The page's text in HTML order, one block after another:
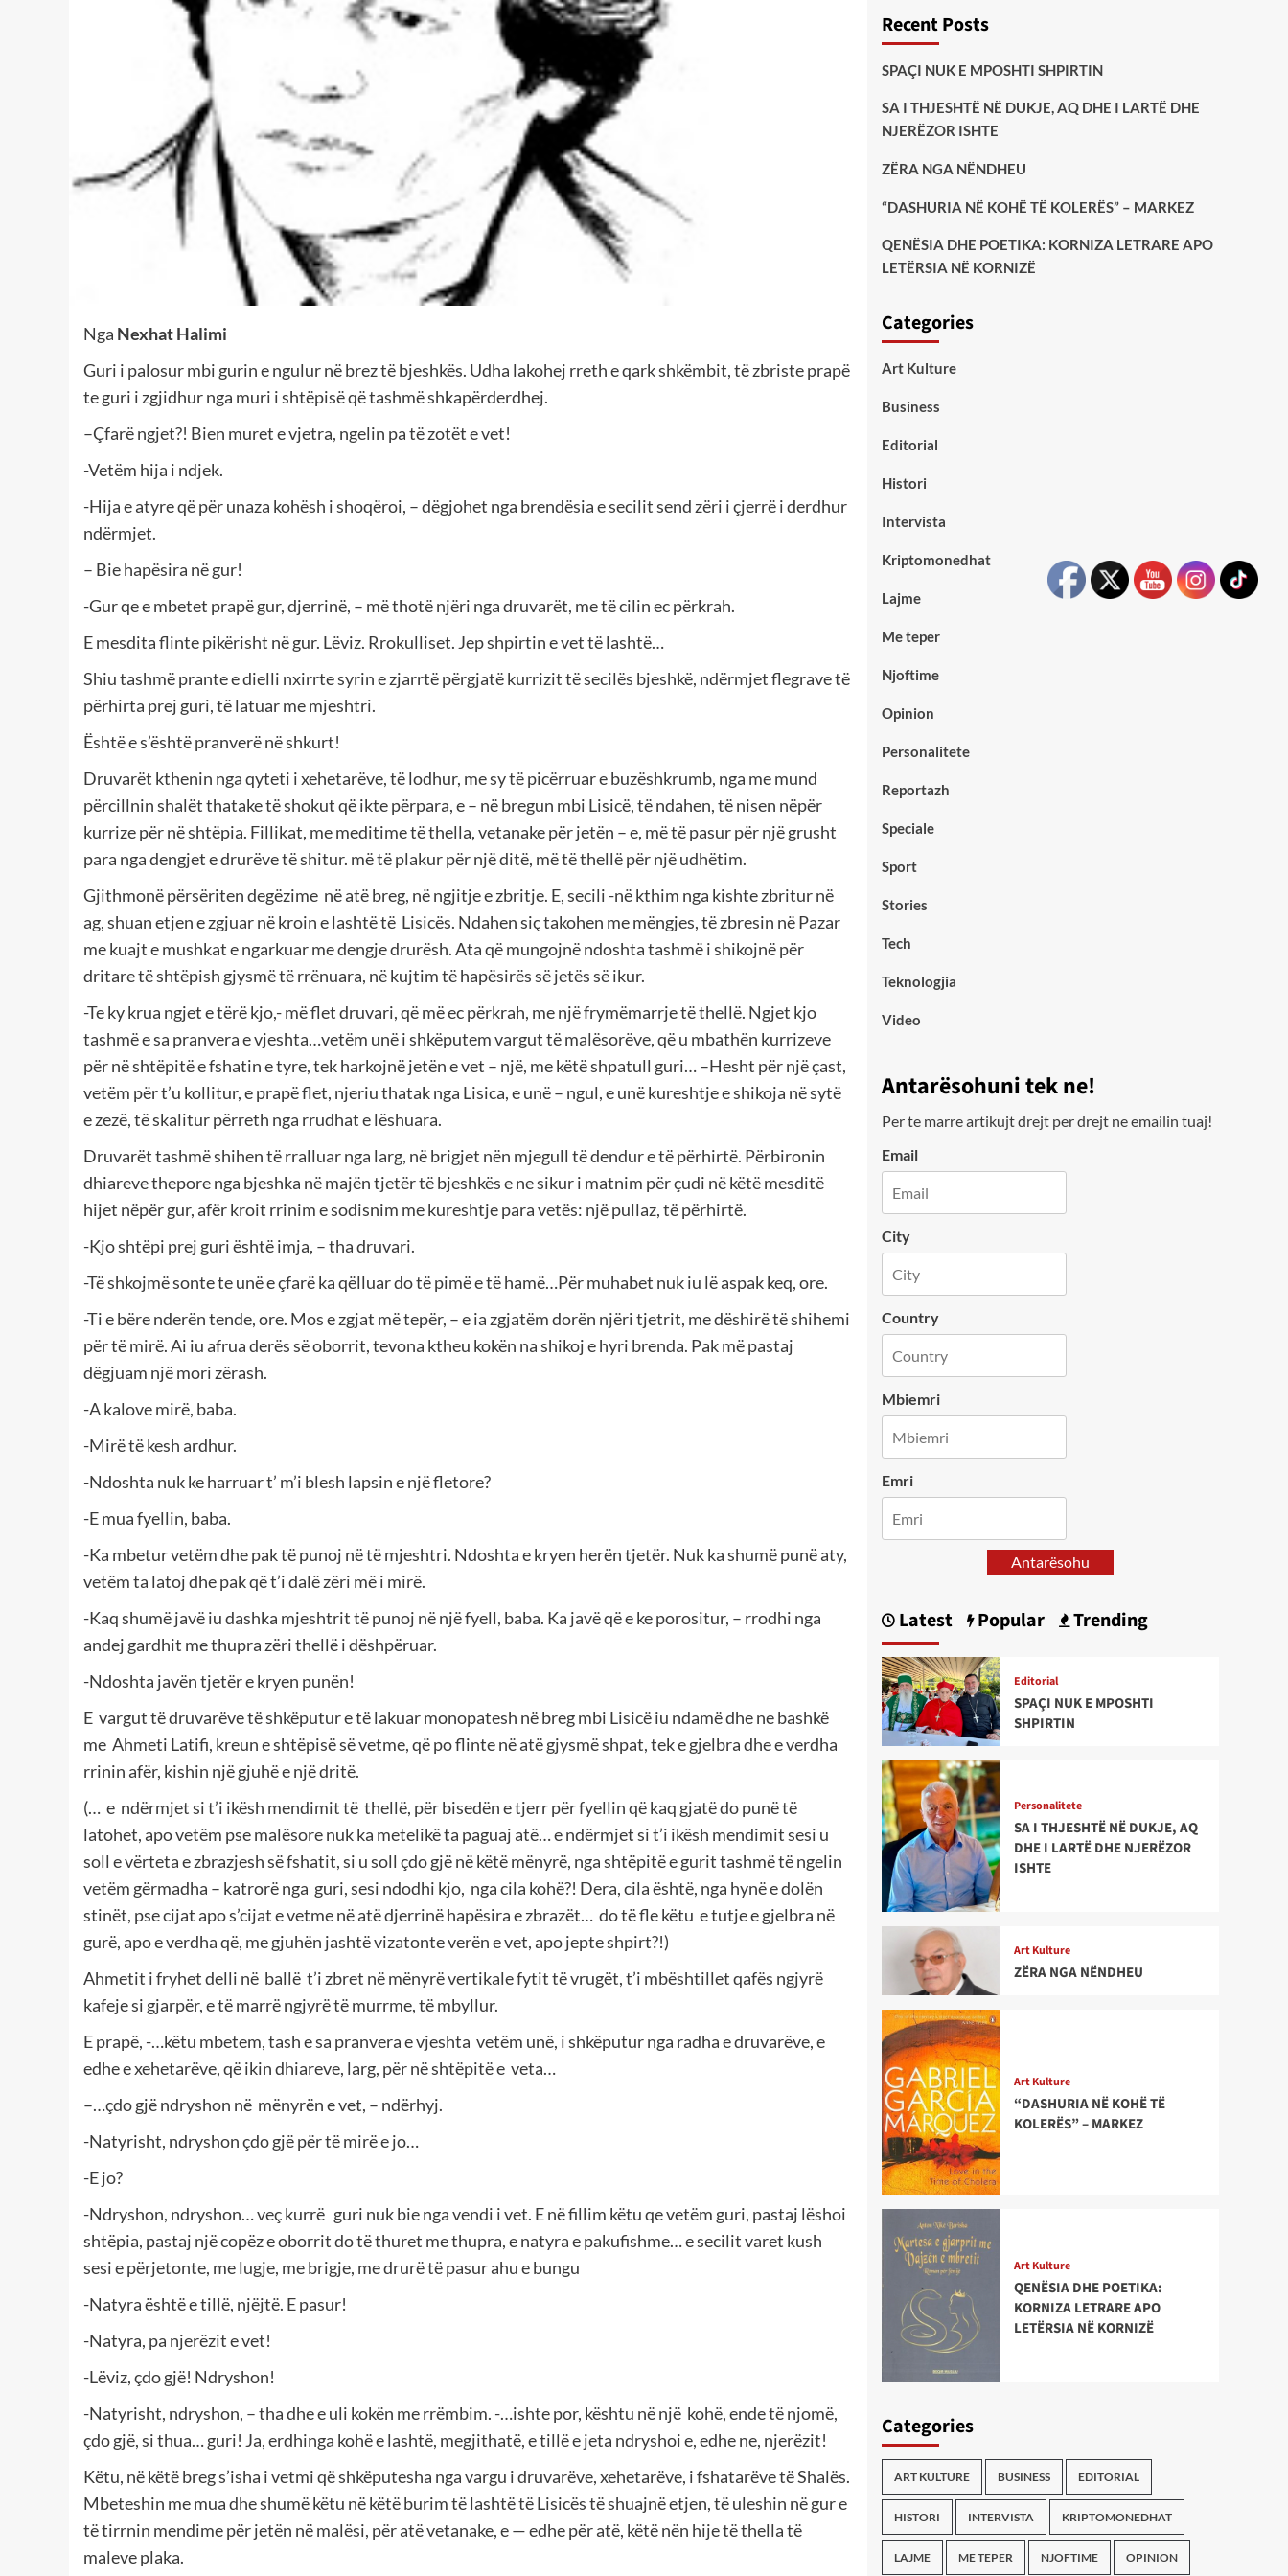
Nga Nexhat Halimi
Guri i palosur mbi gurin e ngulur në brez të bjeshkës. Udha lakohej rreth e qark shkëmbit, të zbriste prapë
te guri i zgjidhur nga muri i shtëpisë që tashmë shkapërderdhej.
–Çfarë ngjet?! Bien muret e vjetra, ngelin pa të zotët e vet!
-Vetëm hija i ndjek.
-Hija e atyre që për unaza kohësh i shoqëroi, – dëgjohet nga brendësia e secilit send zëri i çjerrë i derdhur
ndërmjet.
– Bie hapësira në gur!
-Gur qe e mbetet prapë gur, djerrinë, – më thotë njëri nga druvarët, me të cilin ec përkrah.
E mesdita flinte pikërisht në gur. Lëviz. Rrokulliset. Jep shpirtin e vet të lashtë…
Shiu tashmë prante e dielli nxirrte syrin e zjarrtë përgjatë kurrizit të secilës bjeshkë, ndërmjet flegrave të
përhirta prej guri, të latuar me mjeshtri.
Është e s’është pranverë në shkurt!
Druvarët kthenin nga qyteti i xehetarëve, të lodhur, me sy të picërruar e buzëshkrumb, nga me mund
përcillnin shalët thatake të shokut që ikte përpara, e – në bregun mbi Lisicë, të ndahen, të nisen nëpër
kurrize për në shtëpia. Fillikat, me meditime të thella, vetanake për jetën – e, më të pasur për një grusht
para nga dengjet e drurëve të shitur. më të plakur për një ditë, më të thellë për një udhëtim.
Gjithmonë përsëriten degëzime në atë breg, në ngjitje e zbritje. E, secili -në kthim nga kishte zbritur në
ag, shuan etjen e zgjuar në kroin e lashtë të Lisicës. Ndahen siç takohen me mëngjes, të zbresin në Pazar
me kuajt e mushkat e ngarkuar me dengje drurësh. Ata që mungojnë ndoshta tashmë i shikojnë për
dritare të shtëpish gjysmë të rrënuara, në kujtim të hapësirës së jetës së ikur.
-Te ky krua ngjet e tërë kjo,- më flet druvari, që më ec përkrah, me një frymëmarrje të thellë. Ngjet kjo
tashmë e sa pranvera e vjeshta…vetëm unë i shkëputem vargut të malësorëve, që u mbathën kurrizeve
për në shtëpitë e fshatin e tyre, tek harkojnë jetën e vet – një, me këtë shpatull guri… –Hesht për një çast,
vetëm për t’u kollitur, e prapë flet, njeriu thatak nga Lisica, e unë – ngul, e unë kureshtje e shikoja në sytë
e zezë, të skalitur përreth nga rrudhat e lëshuara.
Druvarët tashmë shihen të rralluar nga larg, në brigjet nën mjegull të dendur e të përhirtë. Përbironin
dhiareve thepore nga bjeshka në majën tjetër të bjeshkës e ne sikur i matnim për çudi në këtë mesditë
hijet nëpër gur, afër kroit rrinim e sodisnim me kureshtje para vetës: një pullaz, të përhirtë.
-Kjo shtëpi prej guri është imja, – tha druvari.
-Të shkojmë sonte te unë e çfarë ka qëlluar do të pimë e të hamë…Për muhabet nuk iu lë aspak keq, ore.
-Ti e bëre nderën tende, ore. Mos e zgjat më tepër, – e ia zgjatëm dorën njëri tjetrit, me dëshirë të shihemi
për të mirë. Ai iu afrua derës së oborrit, tevona ktheu kokën na shikoj e hyri brenda. Pak më pastaj
dëgjuam një mori zërash.
-A kalove mirë, baba.
-Mirë të kesh ardhur.
-Ndoshta nuk ke harruar t’ m’i blesh lapsin e një fletore?
-E mua fyellin, baba.
-Ka mbetur vetëm dhe pak të punoj në të mjeshtri. Ndoshta e kryen herën tjetër. Nuk ka shumë punë aty,
vetëm ta latoj dhe pak që t’i dalë zëri më i mirë.
-Kaq shumë javë iu dashka mjeshtrit të punoj në një fyell, baba. Ka javë që e ke porositur, – rrodhi nga
andej gardhit me thupra zëri thellë i dëshpëruar.
-Ndoshta javën tjetër e kryen punën!
E vargut të druvarëve të shkëputur e të lakuar monopatesh në breg mbi Lisicë iu ndamë dhe ne bashkë
me Ahmeti Latifi, kreun e shtëpisë së vetme, që po flinte në atë gjysmë shpat, tek e gjelbra dhe e verdha
rrinin afër, kishin një gjuhë e një dritë.
(… e ndërmjet si t’i ikësh mendimit të thellë, për bisedën e tjerr për fyellin që kaq gjatë do punë të
latohet, apo vetëm pse malësore nuk ka metelikë ta paguaj atë… e ndërmjet si t’i ikësh mendimit sesi u
soll e vërteta e zbrazjesh së fshatit, si u soll çdo gjë në këtë mënyrë, nga shtëpitë e gurit tashmë të ngelin
vetëm gërmadha – katrorë nga guri, sesi ndodhi kjo, nga cila kohë?! Dera, cila është, nga hynë e dolën
stinët, pse cijat apo s’cijat e vetme në atë djerrinë hapësira e zbrazët… do të fle këtu e tutje e gjelbra në
gurë, apo e verdha që, me gjuhën jashtë vizatonte verën e vet, apo jepte shpirt?!)
Ahmetit i fryhet delli në ballë t’i zbret në mënyrë vertikale fytit të vrugët, t’i mbështillet qafës ngjyrë
kafeje si gjarpër, e të marrë ngjyrë të murrme, të mbyllur.
E prapë, -…këtu mbetem, tash e sa pranvera e vjeshta vetëm unë, i shkëputur nga radha e druvarëve, e
edhe e xehetarëve, që ikin dhiareve, larg, për në shtëpitë e veta…
–…çdo gjë ndryshon në mënyrën e vet, – ndërhyj.
-Natyrisht, ndryshon çdo gjë për të mirë e jo…
-E jo?
-Ndryshon, ndryshon… veç kurrë guri nuk bie nga vendi i vet. E në fillim këtu qe vetëm guri, pastaj lëshoi
shtëpia, pastaj një copëz e oborrit do të thuret me thupra, e natyra e pakufishme… e secilit varet kush
sesi e përjetonte, me lugje, me brigje, me drurë të pasur ahu e bungu
-Natyra është e tillë, njëjtë. E pasur!
-Natyra, pa njerëzit e vet!
-Lëviz, çdo gjë! Ndryshon!
-Natyrisht, ndryshon, – tha dhe e uli kokën me rrëmbim. -…ishte por, kështu në një kohë, ende të njomë,
çdo gjë, si thua… guri! Ja, erdhinga kohë e lashtë, megjithatë, e tillë e jeta ndryshoi e, edhe ne, njerëzit!
Këtu, në këtë breg s’isha i vetmi që shkëputesha nga vargu i druvarëve, xehetarëve, i fshatarëve të Shalës.
Mbeteshin me mua dhe shumë këtu në këtë burim të lashtë të Lisicës të shuajnë etjen, të uleshin në gur e
të tirrnin mendime për jetën në malësi, për atë vetanake, e — edhe për atë, këtë nën hije të thella të
maleve plaka.
Recent Posts
SPAÇI NUK E MPOSHTI SHPIRTIN
SA I THJESHTË NË DUKJE, AQ DHE I LARTË DHE
NJERËZOR ISHTE
ZËRA NGA NËNDHEU
“DASHURIA NË KOHË TË KOLERËS” – MARKEZ
QENËSIA DHE POETIKA: KORNIZA LETRARE APO
LETËRSIA NË KORNIZË
Categories
Art Kulture
Business
Editorial
Histori
Intervista
Kriptomonedhat
Lajme
Me teper
Njoftime
Opinion
Personalitete
Reportazh
Speciale
Sport
Stories
Tech
Teknologjia
Video
Antarësohuni tek ne!
Per te marre artikujt drejt per drejt ne emailin tuaj!
Email
City
Country
Mbiemri
Emri
Antarësohu
Latest Popular Trending
Editorial
SPAÇI NUK E MPOSHTI
SHPIRTIN
Personalitete
SA I THJESHTË NË DUKJE, AQ
DHE I LARTË DHE NJERËZOR
ISHTE
Art Kulture
ZËRA NGA NËNDHEU
Art Kulture
“DASHURIA NË KOHË TË
KOLERËS” – MARKEZ
Art Kulture
QENËSIA DHE POETIKA:
KORNIZA LETRARE APO
LETËRSIA NË KORNIZË
Categories
ART KULTURE BUSINESS EDITORIAL
HISTORI INTERVISTA KRIPTOMONEDHAT
LAJME ME TEPER NJOFTIME OPINION